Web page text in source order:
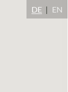
DE EN